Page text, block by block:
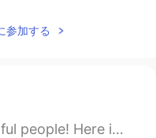
参加する
for you! Singing Sammy sung song...